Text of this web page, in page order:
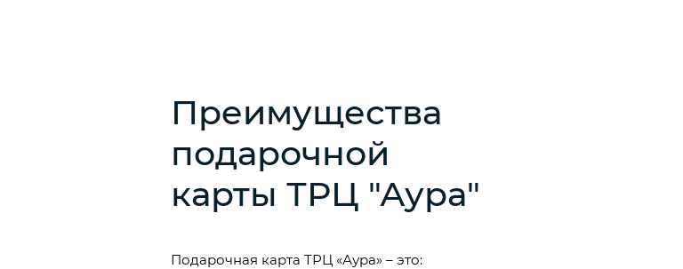
Преимущества
подарочной
карты ТРЦ "Аура"
Подарочная карта ТРЦ «Аура» – это: